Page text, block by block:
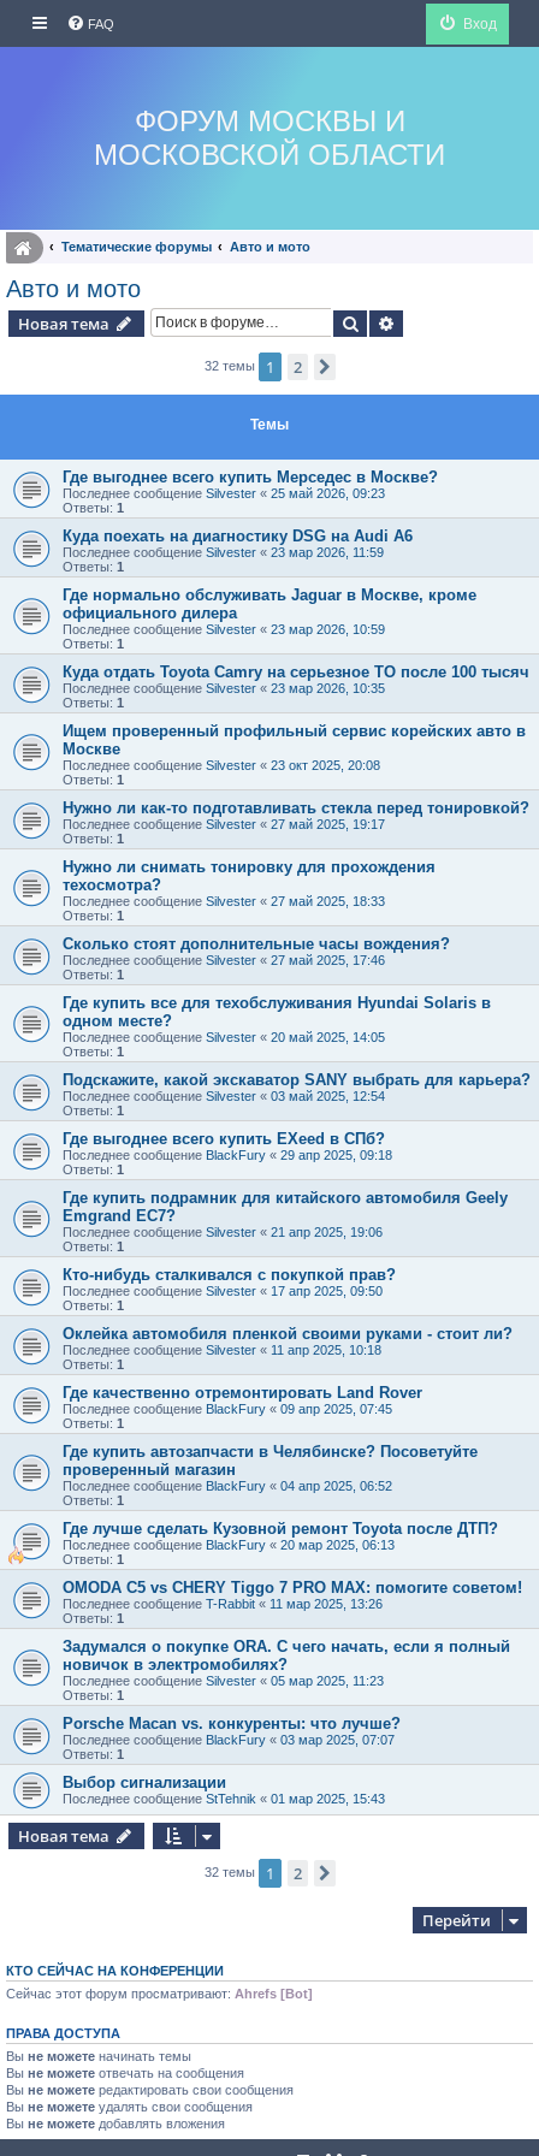
FAQ Вход
ФОРУМ МОСКВЫ И
МОСКОВСКОЙ ОБЛАСТИ
Тематические форумы Авто и мото
Авто и мото
Новая тема Поиск
32 темы 1 2
Темы
Где выгоднее всего купить Мерседес в Москве?
Последнее сообщение Silvester « 25 май 2026, 09:23
Ответы: 1
Куда поехать на диагностику DSG на Audi A6
Последнее сообщение Silvester « 23 мар 2026, 11:59
Ответы: 1
Где нормально обслуживать Jaguar в Москве, кроме
официального дилера
Последнее сообщение Silvester « 23 мар 2026, 10:59
Ответы: 1
Куда отдать Toyota Camry на серьезное ТО после 100 тысяч
Последнее сообщение Silvester « 23 мар 2026, 10:35
Ответы: 1
Ищем проверенный профильный сервис корейских авто в
Москве
Последнее сообщение Silvester « 23 окт 2025, 20:08
Ответы: 1
Нужно ли как-то подготавливать стекла перед тонировкой?
Последнее сообщение Silvester « 27 май 2025, 19:17
Ответы: 1
Нужно ли снимать тонировку для прохождения
техосмотра?
Последнее сообщение Silvester « 27 май 2025, 18:33
Ответы: 1
Сколько стоят дополнительные часы вождения?
Последнее сообщение Silvester « 27 май 2025, 17:46
Ответы: 1
Где купить все для техобслуживания Hyundai Solaris в
одном месте?
Последнее сообщение Silvester « 20 май 2025, 14:05
Ответы: 1
Подскажите, какой экскаватор SANY выбрать для карьера?
Последнее сообщение Silvester « 03 май 2025, 12:54
Ответы: 1
Где выгоднее всего купить EXeed в СПб?
Последнее сообщение BlackFury « 29 апр 2025, 09:18
Ответы: 1
Где купить подрамник для китайского автомобиля Geely
Emgrand EC7?
Последнее сообщение Silvester « 21 апр 2025, 19:06
Ответы: 1
Кто-нибудь сталкивался с покупкой прав?
Последнее сообщение Silvester « 17 апр 2025, 09:50
Ответы: 1
Оклейка автомобиля пленкой своими руками - стоит ли?
Последнее сообщение Silvester « 11 апр 2025, 10:18
Ответы: 1
Где качественно отремонтировать Land Rover
Последнее сообщение BlackFury « 09 апр 2025, 07:45
Ответы: 1
Где купить автозапчасти в Челябинске? Посоветуйте
проверенный магазин
Последнее сообщение BlackFury « 04 апр 2025, 06:52
Ответы: 1
Где лучше сделать Кузовной ремонт Toyota после ДТП?
Последнее сообщение BlackFury « 20 мар 2025, 06:13
Ответы: 1
OMODA C5 vs CHERY Tiggo 7 PRO MAX: помогите советом!
Последнее сообщение T-Rabbit « 11 мар 2025, 13:26
Ответы: 1
Задумался о покупке ORA. С чего начать, если я полный
новичок в электромобилях?
Последнее сообщение Silvester « 05 мар 2025, 11:23
Ответы: 1
Porsche Macan vs. конкуренты: что лучше?
Последнее сообщение BlackFury « 03 мар 2025, 07:07
Ответы: 1
Выбор сигнализации
Последнее сообщение StTehnik « 01 мар 2025, 15:43
Новая тема
32 темы 1 2
Перейти
КТО СЕЙЧАС НА КОНФЕРЕНЦИИ
Сейчас этот форум просматривают: Ahrefs [Bot]
ПРАВА ДОСТУПА
Вы не можете начинать темы
Вы не можете отвечать на сообщения
Вы не можете редактировать свои сообщения
Вы не можете удалять свои сообщения
Вы не можете добавлять вложения